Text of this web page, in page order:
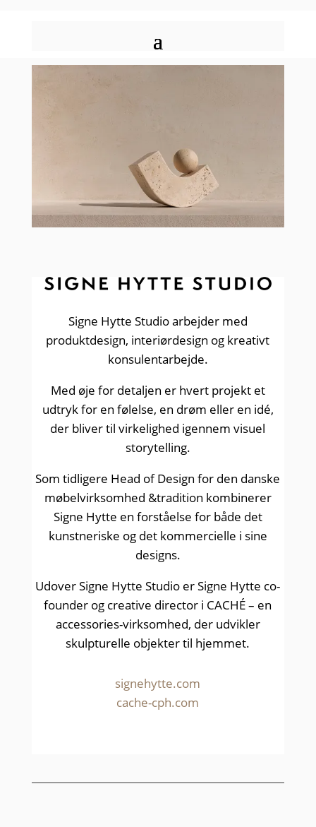
Signe Hytte Studio arbejder med
produktdesign, interiørdesign og kreativt
konsulentarbejde.
Med øje for detaljen er hvert projekt et
udtryk for en følelse, en drøm eller en idé,
der bliver til virkelighed igennem visuel
storytelling.
Som tidligere Head of Design for den danske
møbelvirksomhed &tradition kombinerer
Signe Hytte en forståelse for både det
kunstneriske og det kommercielle i sine
designs.
Udover Signe Hytte Studio er Signe Hytte co-
founder og creative director i CACHÉ – en
accessories-virksomhed, der udvikler
skulpturelle objekter til hjemmet.
signehytte.com
cache-cph.com